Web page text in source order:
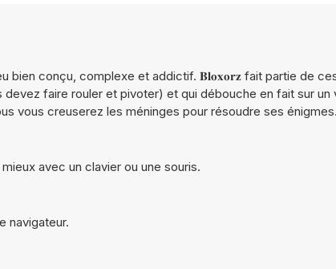
bien conçu, complexe et addictif. 𝐁𝐥𝐨𝐱𝐨𝐫𝐳 fait partie de
faire rouler et pivoter) et qui débouche en fait sur un
vous creuserez les méninges pour résoudre ses énigmes.
avec un clavier ou une souris.
navigateur.